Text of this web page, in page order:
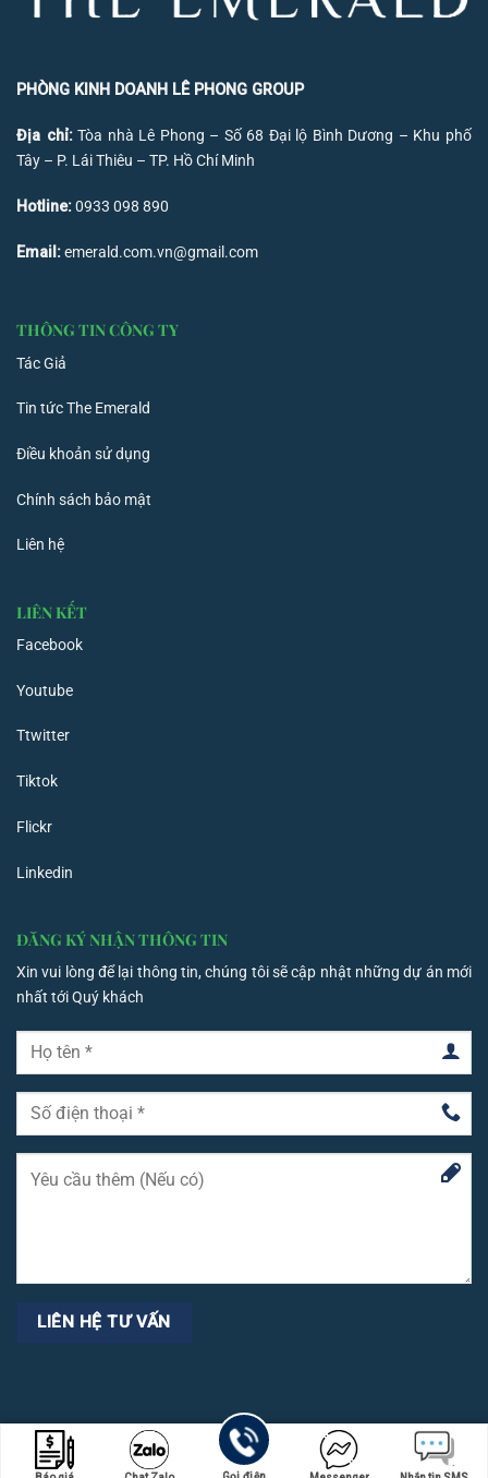
PHÒNG KINH DOANH LÊ PHONG GROUP
Địa chỉ:Tòa nhà Lê Phong – Số 68 Đại lộ Bình Dương – Khu phố
Tây – P. Lái Thiêu – TP. Hồ Chí Minh
Hotline:0933 098 890
Email:emerald.com.vn@gmail.com
THÔNG TIN CÔNG TY
Tác Giả
Tin tức The Emerald
Điều khoản sử dụng
Chính sách bảo mật
Liên hệ
LIÊN KẾT
Facebook
Youtube
Ttwitter
Tiktok
Flickr
Linkedin
ĐĂNG KÝ NHẬN THÔNG TIN
Xin vui lòng để lại thông tin, chúng tôi sẽ cập nhật những dự án mới
nhất tới Quý khách
Copyright 2026 ©emerald.com.vn